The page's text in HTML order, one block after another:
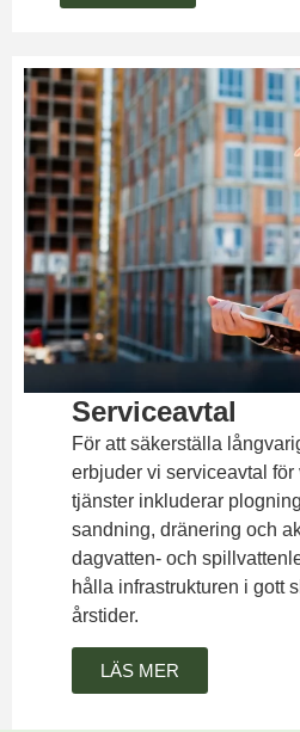
Serviceavtal
För att säkerställa
erbjuder vi serviceavtal
tjänster inkluderar
sandning, dränering och
dagvatten- och
hålla infrastrukturen i gott
årstider.
LÄS MER